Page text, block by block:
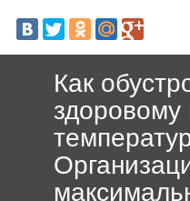
Как
здоровому